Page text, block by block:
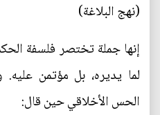
(نهج البلاغة)
إنها جملة تختصر فلسفة
لما يديره، بل مؤتمن عليه.
الحس الأخلاقي حين قال: